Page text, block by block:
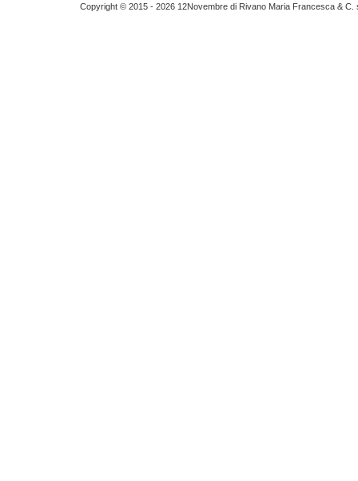
Copyright © 2015 - 2026 12Novembre di Rivano Maria Francesca &